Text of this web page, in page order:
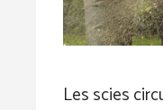
Les scies